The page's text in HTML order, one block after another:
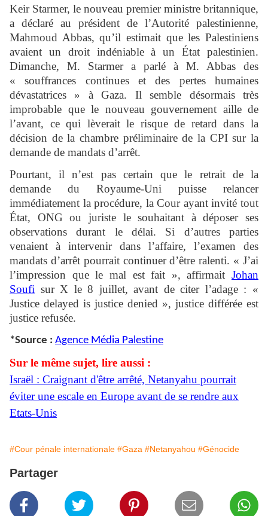
Keir Starmer, le nouveau premier ministre britannique,
a déclaré au président de l’Autorité palestinienne,
Mahmoud Abbas, qu’il estimait que les Palestiniens
avaient un droit indéniable à un État palestinien.
Dimanche, M. Starmer a parlé à M. Abbas des
« souffrances continues et des pertes humaines
dévastatrices » à Gaza. Il semble désormais très
improbable que le nouveau gouvernement aille de
l’avant, ce qui lèverait le risque de retard dans la
décision de la chambre préliminaire de la CPI sur la
demande de mandats d’arrêt.
Pourtant, il n’est pas certain que le retrait de la
demande du Royaume-Uni puisse relancer
immédiatement la procédure, la Cour ayant invité tout
État, ONG ou juriste le souhaitant à déposer ses
observations durant le délai. Si d’autres parties
venaient à intervenir dans l’affaire, l’examen des
mandats d’arrêt pourrait continuer d’être ralenti. « J’ai
l’impression que le mal est fait », affirmait Johan
Soufi sur X le 8 juillet, avant de citer l’adage : «
Justice delayed is justice denied », justice différée est
justice refusée.
*Source : Agence Média Palestine
Sur le même sujet, lire aussi :
Israël : Craignant d'être arrêté, Netanyahu pourrait
éviter une escale en Europe avant de se rendre aux
Etats-Unis
#Cour pénale internationale #Gaza #Netanyahou #Génocide
Partager